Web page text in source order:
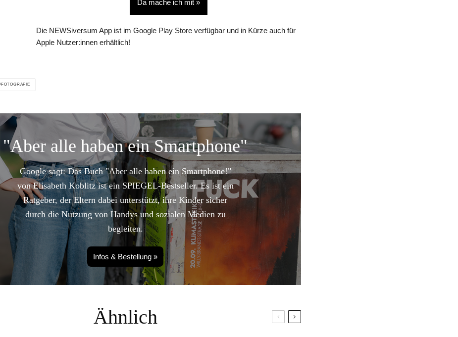
Da mache ich mit »
Die NEWSiversum App ist im Google Play Store verfügbar und in Kürze auch für
Apple Nutzer:innen erhältlich!
FOTOGRAFIE
"Aber alle haben ein Smartphone"
Google sagt: Das Buch "Aber alle haben ein Smartphone!"
von Elisabeth Koblitz ist ein SPIEGEL-Bestseller. Es ist ein
Ratgeber, der Eltern dabei unterstützt, ihre Kinder sicher
durch die Nutzung von Handys und sozialen Medien zu
begleiten.
Infos & Bestellung »
Ähnlich